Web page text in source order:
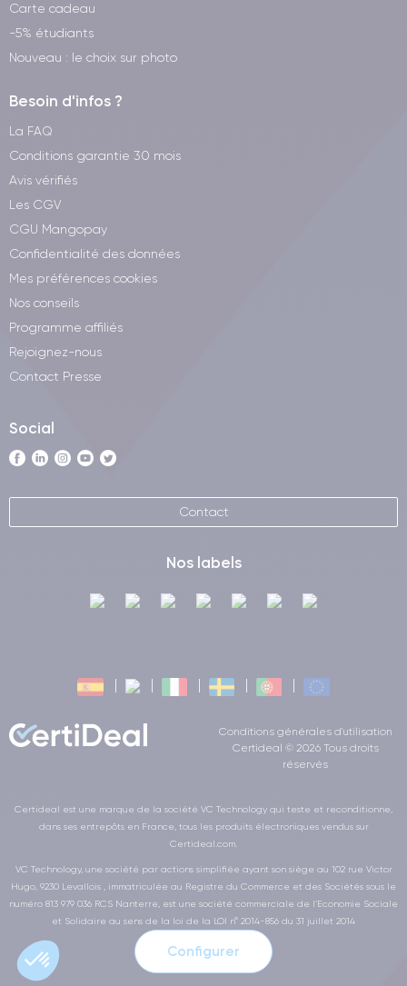
Configurer
Carte cadeau
-5% étudiants
Nouveau : le choix sur photo
Besoin d'infos ?
La FAQ
Conditions garantie 30 mois
Avis vérifiés
Les CGV
CGU Mangopay
Confidentialité des données
Mes préférences cookies
Nos conseils
Programme affiliés
Rejoignez-nous
Contact Presse
Social
Contact
Nos labels
Conditions générales d'utilisation
Certideal © 2026 Tous droits
réservés
Certideal est une marque de la société VC Technology qui teste et reconditionne,
dans ses entrepôts en France, tous les produits électroniques vendus sur
Certideal.com.
VC Technology, une société par actions simplifiée ayant son siège au 102 rue Victor
Hugo, 9230 Levallois , immatriculée au Registre du Commerce et des Sociétés sous le
numéro 813 979 036 RCS Nanterre, est une société commerciale de l’Economie Sociale
et Solidaire au sens de la loi de la LOI n° 2014-856 du 31 juillet 2014